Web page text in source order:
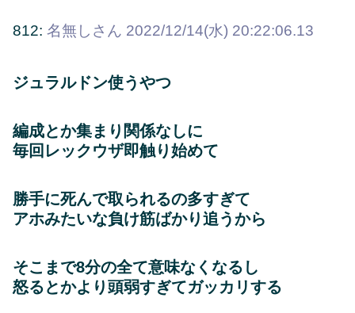
812: 名無しさん 2022/12/14(水) 20:22:06.13
ジュラルドン使うやつ
編成とか集まり関係なしに
毎回レックウザ即触り始めて
勝手に死んで取られるの多すぎて
アホみたいな負け筋ばかり追うから
そこまで8分の全て意味なくなるし
怒るとかより頭弱すぎてガッカリする